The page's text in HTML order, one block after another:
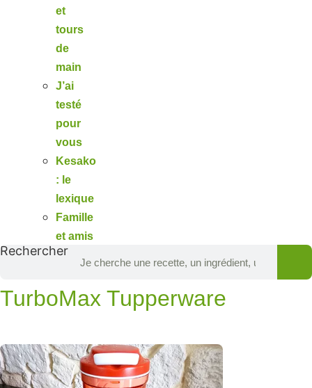
et
tours
de
main
J’ai
testé
pour
vous
Kesako
: le
lexique
Famille
et amis
Rechercher
TurboMax Tupperware